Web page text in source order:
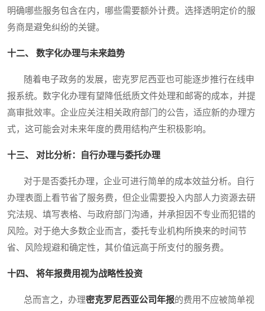
明确哪些服务包含在内，哪些需要额外计费。选择透明定价的服
务商是避免纠纷的关键。
十二、 数字化办理与未来趋势
随着电子政务的发展，密克罗尼西亚也可能逐步推行在线申
报系统。数字化办理有望降低纸质文件处理和邮寄的成本，并提
高审批效率。企业应关注相关政府部门的公告，适应新的办理方
式，这可能会对未来年度的费用结构产生积极影响。
十三、 对比分析：自行办理与委托办理
对于是否委托办理，企业可进行简单的成本效益分析。自行
办理表面上看节省了服务费，但企业需要投入内部人力资源去研
究法规、填写表格、与政府部门沟通，并承担因不专业而犯错的
风险。对于绝大多数企业而言，委托专业机构所换来的时间节
省、风险规避和确定性，其价值远高于所支付的服务费。
十四、 将年报费用视为战略性投资
总而言之，办理密克罗尼西亚公司年报的费用不应被简单视